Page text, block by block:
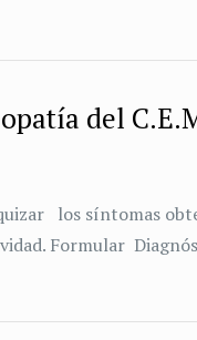
del
los síntomas
Formular